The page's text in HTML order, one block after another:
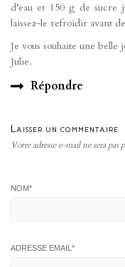
d’eau et 150 g de sucre
laissez-le refroidir avant
Je vous souhaite une belle
Julie.
Répondre
Laisser un commentaire
Votre adresse e-mail ne sera pas
NOM*
ADRESSE EMAIL *